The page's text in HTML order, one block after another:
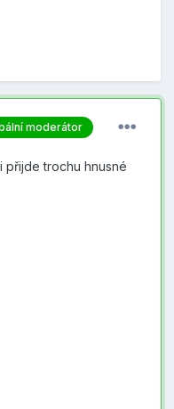
moderátor
přijde trochu hnusné